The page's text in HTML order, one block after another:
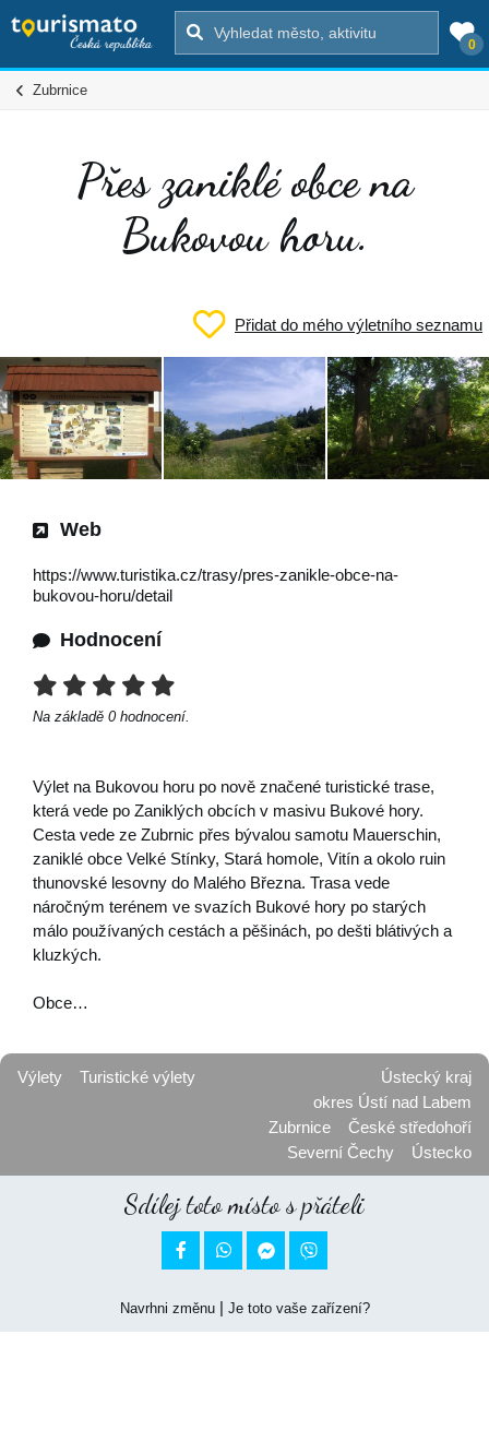
0
Zubrnice
Přes zaniklé obce na
Bukovou horu.
Přidat do mého výletního seznamu
Web
https://www.turistika.cz/trasy/pres-zanikle-obce-na-
bukovou-horu/detail
Hodnocení
Na základě 0 hodnocení.
Výlet na Bukovou horu po nově značené turistické trase,
která vede po Zaniklých obcích v masivu Bukové hory.
Cesta vede ze Zubrnic přes bývalou samotu Mauerschin,
zaniklé obce Velké Stínky, Stará homole, Vitín a okolo ruin
thunovské lesovny do Malého Března. Trasa vede
náročným terénem ve svazích Bukové hory po starých
málo používaných cestách a pěšinách, po dešti blátivých a
kluzkých.
Obce…
Výlety Turistické výlety
Ústecký kraj
okres Ústí nad Labem
Zubrnice
České středohoří
Severní Čechy
Ústecko
Sdílej toto místo s přáteli
 
Navrhni změnu| Je toto vaše zařízení?